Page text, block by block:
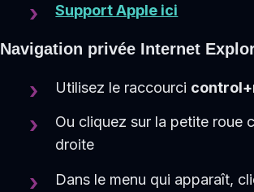
Support Apple ici
Navigation privée Internet
Utilisez le raccourci
Ou cliquez sur la petite roue
droite
Dans le menu qui apparaît,